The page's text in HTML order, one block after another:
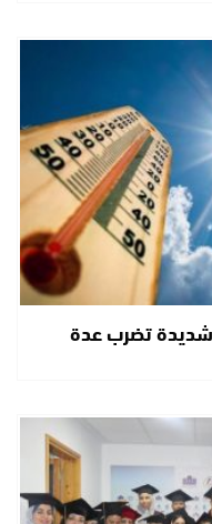
شديدة تضرب عدة